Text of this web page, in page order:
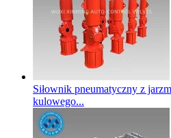
Siłownik pneumatyczny z
kulowego...